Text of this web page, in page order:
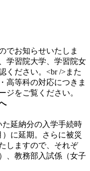
でお知らせいたしま
学習院大学、学習院女
ください。<br />また
高等科の対応につきま
ジをご覧ください。
納分の入学手続時
に延期。さらに被災
しますので、それぞ
、教務部入試係（女子